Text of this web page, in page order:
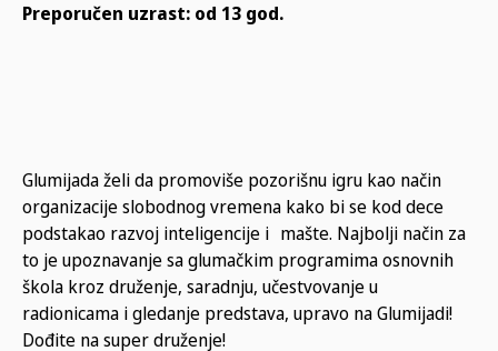
Preporučen uzrast: od 13 god.
Glumijada želi da promoviše pozorišnu igru kao način
organizacije slobodnog vremena kako bi se kod dece
podstakao razvoj inteligencije i mašte. Najbolji način za
to je upoznavanje sa glumačkim programima osnovnih
škola kroz druženje, saradnju, učestvovanje u
radionicama i gledanje predstava, upravo na Glumijadi!
Dođite na super druženje!